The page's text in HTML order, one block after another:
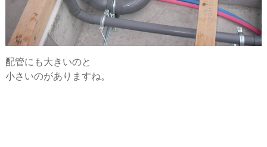
配管にも大きいのと
小さいのがありますね。